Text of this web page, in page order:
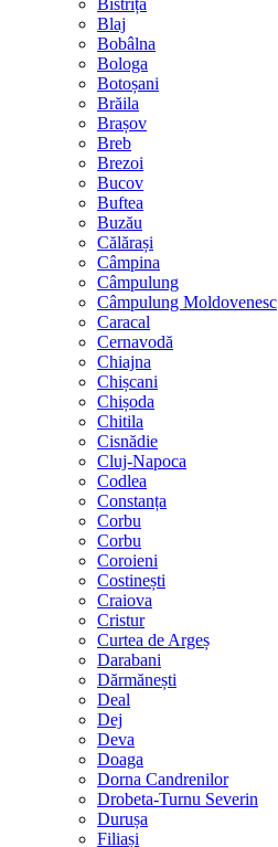
Bistrița
Blaj
Bobâlna
Bologa
Botoșani
Brăila
Brașov
Breb
Brezoi
Bucov
Buftea
Buzău
Călărași
Câmpina
Câmpulung
Câmpulung Moldovenesc
Caracal
Cernavodă
Chiajna
Chișcani
Chișoda
Chitila
Cisnădie
Cluj-Napoca
Codlea
Constanța
Corbu
Corbu
Coroieni
Costinești
Craiova
Cristur
Curtea de Argeș
Darabani
Dărmănești
Deal
Dej
Deva
Doaga
Dorna Candrenilor
Drobeta-Turnu Severin
Durușa
Filiași